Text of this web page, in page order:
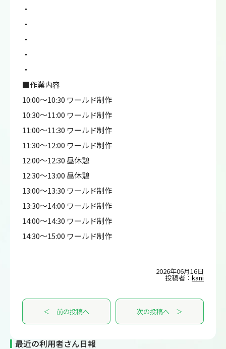
・
・
・
・
・
■作業内容
10:00～10:30 ワールド制作
10:30～11:00 ワールド制作
11:00～11:30 ワールド制作
11:30～12:00 ワールド制作
12:00～12:30 昼休憩
12:30～13:00 昼休憩
13:00～13:30 ワールド制作
13:30～14:00 ワールド制作
14:00～14:30 ワールド制作
14:30～15:00 ワールド制作
2026年06月16日
投稿者： kani
＜ 前の投稿へ 次の投稿へ ＞
最近の利用者さん日報